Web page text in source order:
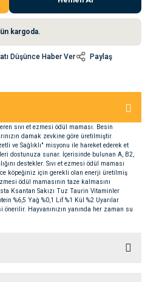
kargoda.
Düşünce Haber Ver
Paylaş
sıvı et ezmesi ödül maması. Besin
damak zevkine göre üretilmiştir.
ve Sağlıklı" misyonu ile hareket ederek et
dostunuza sunar. İçerisinde bulunan A, B2,
destekler. Sıvı et ezmesi ödül maması
köpeğiniz için gerekli olan enerji üretilmiş
ödül mamasının taze kalmasını
Ksantan Sakızı Tuz Taurin Vitaminler
%6,5 Yağ %0,1 Lif %1 Kül %2 Uyarılar
önerilir. Hayvanınızın yanında her zaman su